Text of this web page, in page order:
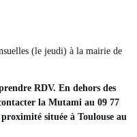
(le jeudi) à la mairie de
RDV. En dehors des
la Mutami au 09 77
située à Toulouse au